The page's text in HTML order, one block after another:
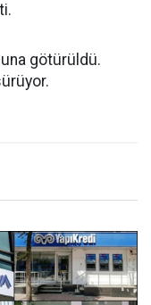
götürüldü.